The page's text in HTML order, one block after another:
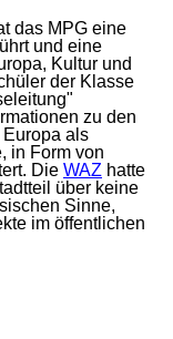
das MPG eine
und eine
Kultur und
der Klasse
zu den
als
in Form von
Die WAZ hatte
über keine
Sinne,
im öffentlichen